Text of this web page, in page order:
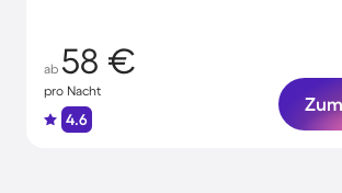
ab 58 €
pro Nacht
4.6